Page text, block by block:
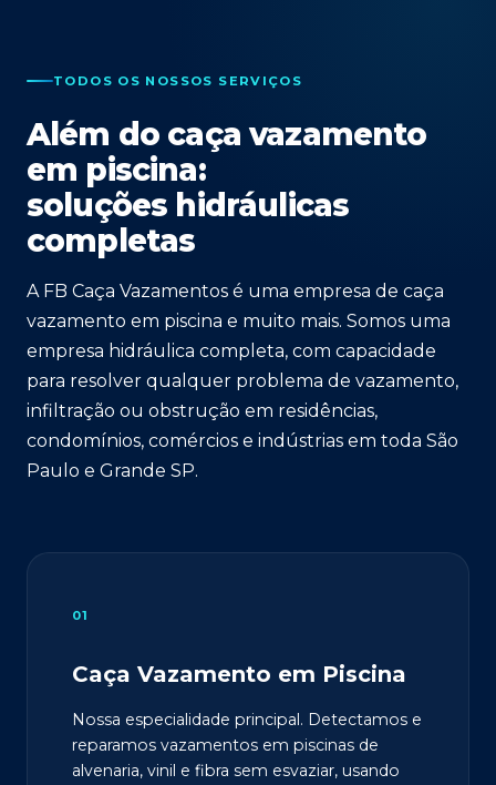
TODOS OS NOSSOS SERVIÇOS
Além do caça vazamento
em piscina:
soluções hidráulicas
completas
A FB Caça Vazamentos é uma empresa de caça
vazamento em piscina e muito mais. Somos uma
empresa hidráulica completa, com capacidade
para resolver qualquer problema de vazamento,
infiltração ou obstrução em residências,
condomínios, comércios e indústrias em toda São
Paulo e Grande SP.
01
Caça Vazamento em Piscina
Nossa especialidade principal. Detectamos e
reparamos vazamentos em piscinas de
alvenaria, vinil e fibra sem esvaziar, usando